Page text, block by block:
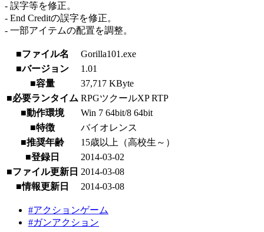
- 誤字等を修正。
- End Creditの誤字を修正。
- 一部アイテムの配置を調整。
■ファイル名
Gorilla101.exe
■バージョン
1.01
■容量
37,717 KByte
■必要ランタイム RPGツクールXP RTP
■動作環境
Win 7 64bit/8 64bit
■特徴
バイオレンス
■推奨年齢
15歳以上（高校生～）
■登録日
2014-03-02
■ファイル更新日 2014-03-08
■情報更新日
2014-03-08
#アクションゲーム
#ガンアクション